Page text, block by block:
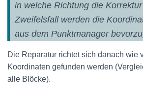
in welche Richtung die
Zweifelsfall werden die
aus dem Punktmanager
Die Reparatur richtet sich danach wie
Koordinaten gefunden werden
alle Blöcke).